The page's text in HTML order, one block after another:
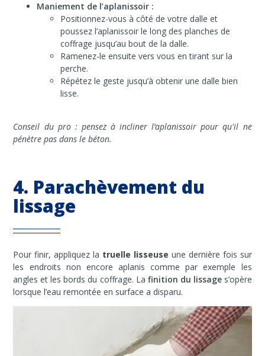
Maniement de l’aplanissoir :
Positionnez-vous à côté de votre dalle et
poussez l’aplanissoir le long des planches de
coffrage jusqu’au bout de la dalle.
Ramenez-le ensuite vers vous en tirant sur la
perche.
Répétez le geste jusqu’à obtenir une dalle bien
lisse.
Conseil du pro : pensez à incliner l’aplanissoir pour qu'il ne
pénètre pas dans le béton.
4. Parachèvement du
lissage
Pour finir, appliquez la truelle lisseuse une dernière fois sur
les endroits non encore aplanis comme par exemple les
angles et les bords du coffrage. La finition du lissage s’opère
lorsque l’eau remontée en surface a disparu.